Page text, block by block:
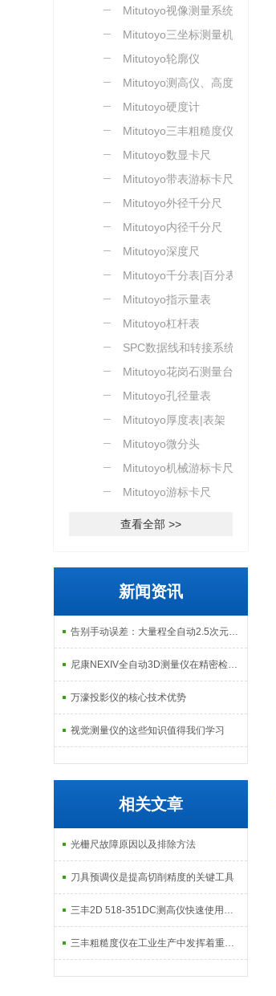
Mitutoyo视像测量系统
Mitutoyo三坐标测量机
Mitutoyo轮廓仪
Mitutoyo测高仪、高度尺
Mitutoyo硬度计
Mitutoyo三丰粗糙度仪
Mitutoyo数显卡尺
Mitutoyo带表游标卡尺
Mitutoyo外径千分尺
Mitutoyo内径千分尺
Mitutoyo深度尺
Mitutoyo千分表|百分表
Mitutoyo指示量表
Mitutoyo杠杆表
SPC数据线和转接系统
Mitutoyo花岗石测量台
Mitutoyo孔径量表
Mitutoyo厚度表|表架
Mitutoyo微分头
Mitutoyo机械游标卡尺
Mitutoyo游标卡尺
查看全部 >>
新闻资讯
告别手动误差：大量程全自动2.5次元测量机如何实现高效精密质检？
尼康NEXIV全自动3D测量仪在精密检测中的应用
万濠投影仪的核心技术优势
视觉测量仪的这些知识值得我们学习
相关文章
光栅尺故障原因以及排除方法
刀具预调仪是提高切削精度的关键工具
三丰2D 518-351DC测高仪快速使用说明
三丰粗糙度仪在工业生产中发挥着重要的作用